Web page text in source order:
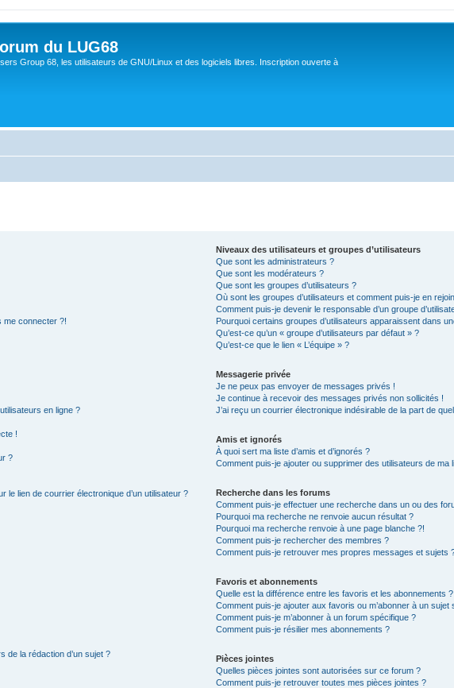
du LUG68
Group 68, les utilisateurs de GNU/Linux et des logiciels libres. Inscription ouverte à
me connecter ?!
en ligne ?
!
?
le lien de courrier électronique d’un utilisateur ?
de la rédaction d’un sujet ?
Niveaux des utilisateurs et groupes d’utilisateurs
Que sont les administrateurs ?
Que sont les modérateurs ?
Que sont les groupes d’utilisateurs ?
Où sont les groupes d’utilisateurs et comment puis-je en
Comment puis-je devenir le responsable d’un groupe
Pourquoi certains groupes d’utilisateurs apparaissent dans
Qu’est-ce qu’un « groupe d’utilisateurs par défaut » ?
Qu’est-ce que le lien « L’équipe » ?
Messagerie privée
Je ne peux pas envoyer de messages privés !
Je continue à recevoir des messages privés non sollicités !
J’ai reçu un courrier électronique indésirable de la part de
Amis et ignorés
À quoi sert ma liste d’amis et d’ignorés ?
Comment puis-je ajouter ou supprimer des utilisateurs de ma
Recherche dans les forums
Comment puis-je effectuer une recherche dans un ou des
Pourquoi ma recherche ne renvoie aucun résultat ?
Pourquoi ma recherche renvoie à une page blanche ?!
Comment puis-je rechercher des membres ?
Comment puis-je retrouver mes propres messages et sujets
Favoris et abonnements
Quelle est la différence entre les favoris et les abonnements ?
Comment puis-je ajouter aux favoris ou m’abonner à un sujet
Comment puis-je m’abonner à un forum spécifique ?
Comment puis-je résilier mes abonnements ?
Pièces jointes
Quelles pièces jointes sont autorisées sur ce forum ?
Comment puis-je retrouver toutes mes pièces jointes ?